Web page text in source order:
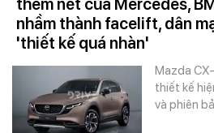
thêm nét của Mercedes,
nhầm thành facelift, dân
'thiết kế quá nhàn'
Mazda
thiết kế
và phiên